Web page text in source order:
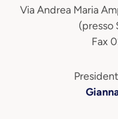
Via Andrea Maria
(presso
Fax